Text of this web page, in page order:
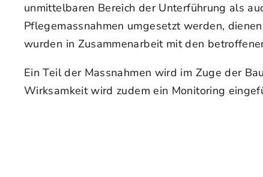
unmittelbaren Bereich der Unterführung als
Pflegemassnahmen umgesetzt werden,
wurden in Zusammenarbeit mit den
Ein Teil der Massnahmen wird im Zuge der
Wirksamkeit wird zudem ein Monitoring